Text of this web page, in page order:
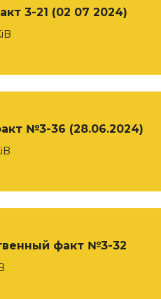
3-21 (02 07 2024)
№3-36 (28.06.2024)
факт №3-32